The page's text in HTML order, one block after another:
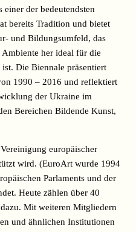
der bedeutendsten
bereits Tradition und bietet
und Bildungsumfeld, das
her ideal für die
Die Biennale präsentiert
1990 – 2016 und reflektiert
der Ukraine im
Bereichen Bildende Kunst,
europäischer
wird. (EuroArt wurde 1994
Parlaments und der
Heute zählen über 40
Mit weiteren Mitgliedern
und ähnlichen Institutionen